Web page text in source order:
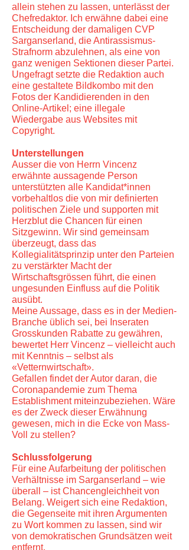
allein stehen zu lassen, unterlässt der
Chefredaktor. Ich erwähne dabei eine
Entscheidung der damaligen CVP
Sarganserland, die Antirassismus-
Strafnorm abzulehnen, als eine von
ganz wenigen Sektionen dieser Partei.
Ungefragt setzte die Redaktion auch
eine gestaltete Bildkombo mit den
Fotos der Kandidierenden in den
Online-Artikel; eine illegale
Wiedergabe aus Websites mit
Copyright.
Unterstellungen
Ausser die von Herrn Vincenz
erwähnte aussagende Person
unterstützten alle Kandidat*innen
vorbehaltlos die von mir definierten
politischen Ziele und supporten mit
Herzblut die Chancen für einen
Sitzgewinn. Wir sind gemeinsam
überzeugt, dass das
Kollegialitätsprinzip unter den Parteien
zu verstärkter Macht der
Wirtschaftsgrössen führt, die einen
ungesunden Einfluss auf die Politik
ausübt.
Meine Aussage, dass es in der Medien-
Branche üblich sei, bei Inseraten
Grosskunden Rabatte zu gewähren,
bewertet Herr Vincenz – vielleicht auch
mit Kenntnis – selbst als
«Vetternwirtschaft».
Gefallen findet der Autor daran, die
Coronapandemie zum Thema
Establishment miteinzubeziehen. Wäre
es der Zweck dieser Erwähnung
gewesen, mich in die Ecke von Mass-
Voll zu stellen?
Schlussfolgerung
Für eine Aufarbeitung der politischen
Verhältnisse im Sarganserland – wie
überall – ist Chancengleichheit von
Belang. Weigert sich eine Redaktion,
die Gegenseite mit ihren Argumenten
zu Wort kommen zu lassen, sind wir
von demokratischen Grundsätzen weit
entfernt.